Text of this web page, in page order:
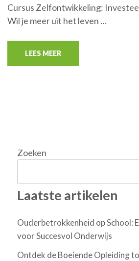
Cursus Zelfontwikkeling:
Wil je meer uit het leven …
LEES MEER
Zoeken
Laatste artikelen
Ouderbetrokkenheid op School:
voor Succesvol Onderwijs
Ontdek de Boeiende Opleiding